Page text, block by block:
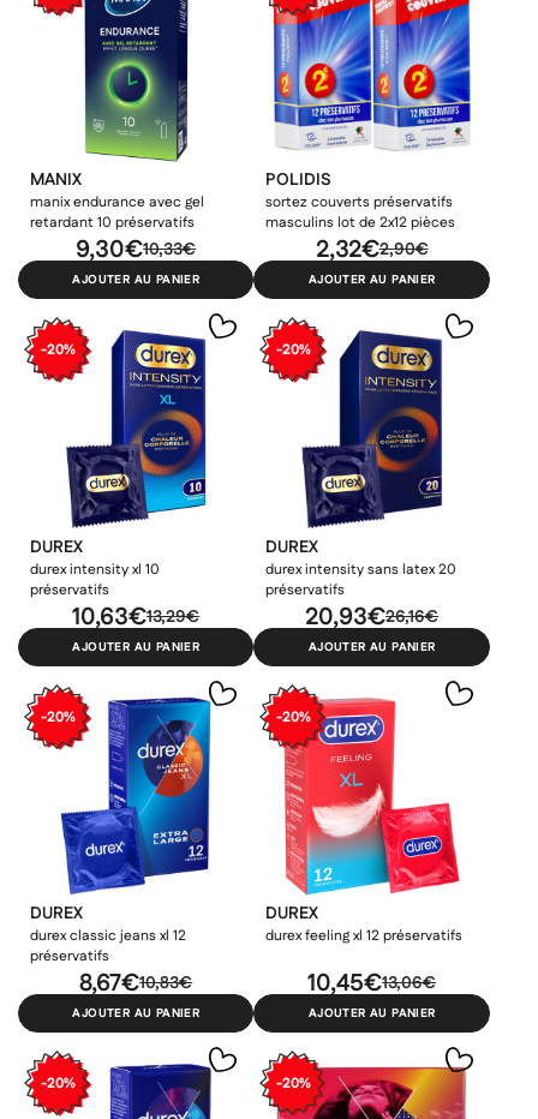
MANIX
manix endurance avec gel
retardant 10 préservatifs
10,33€
9,30€
AJOUTER AU PANIER
POLIDIS
sortez couverts préservatifs
masculins lot de 2x12 pièces
2,90€
2,32€
AJOUTER AU PANIER
-20%
DUREX
durex intensity xl 10
préservatifs
13,29€
10,63€
AJOUTER AU PANIER
-20%
DUREX
durex intensity sans latex 20
préservatifs
26,16€
20,93€
AJOUTER AU PANIER
-20%
DUREX
durex classic jeans xl 12
préservatifs
10,83€
8,67€
AJOUTER AU PANIER
-20%
DUREX
durex feeling xl 12 préservatifs
13,06€
10,45€
AJOUTER AU PANIER
-20% -20%
Ajouter à ma liste d'envies ×
Créer une nouvelle liste
((confirmMessage))
((cancelText)) ((modalDeleteText))
Nom de la liste d'envies
Annuler Créer une liste d'envies
Vous devez être connecté pour ajouter des produits à votre
liste d'envies.
Annuler